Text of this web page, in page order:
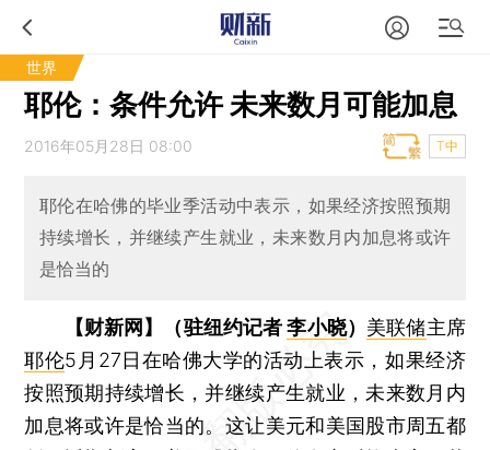
世界
耶伦：条件允许 未来数月可能加息
2016年05月28日 08:00 T中
耶伦在哈佛的毕业季活动中表示，如果经济按照预期
持续增长，并继续产生就业，未来数月内加息将或许
是恰当的
【财新网】（驻纽约记者李小晓） 美联储主席
耶伦5月27日在哈佛大学的活动上表示，如果经济
按照预期持续增长，并继续产生就业，未来数月内
加息将或许是恰当的。这让美元和美国股市周五都